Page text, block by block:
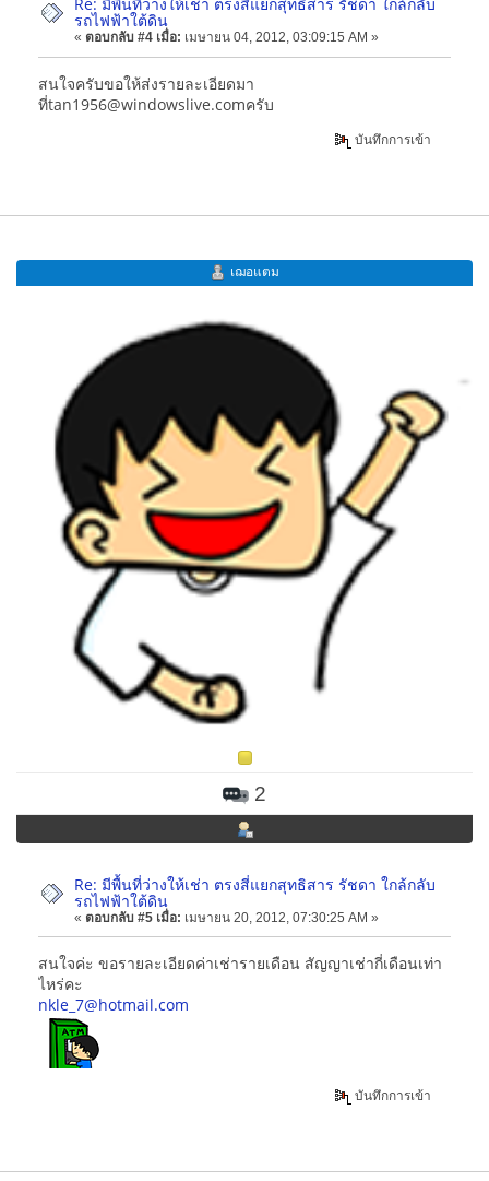
รถไฟฟ้าใต้ดิน
« ตอบกลับ #4 เมื่อ: เมษายน 04, 2012, 03:09:15 AM »
สนใจครับขอให้ส่งรายละเอียดมา
ที่tan1956@windowslive.comครับ
บันทึกการเข้า
เฌอแตม
2
Re: มีพื้นที่ว่างให้เช่า ตรงสี่แยกสุทธิสาร รัชดา ใกล้กลับ
รถไฟฟ้าใต้ดิน
« ตอบกลับ #5 เมื่อ: เมษายน 20, 2012, 07:30:25 AM »
สนใจค่ะ ขอรายละเอียดค่าเช่ารายเดือน สัญญาเช่ากี่เดือนเท่า
ไหร่คะ
nkle_7@hotmail.com
บันทึกการเข้า